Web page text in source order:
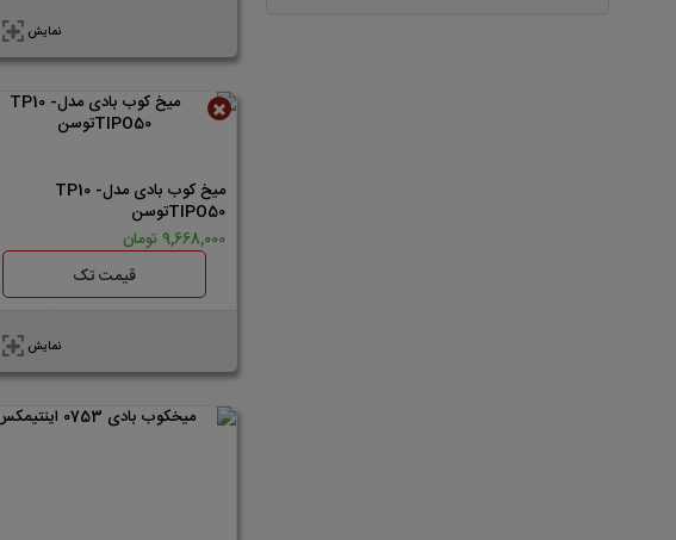
نمایش
میخ کوب بادی مدلTP10 -
TIPO50توسن
9,668,000 تومان
قیمت تک
نمایش